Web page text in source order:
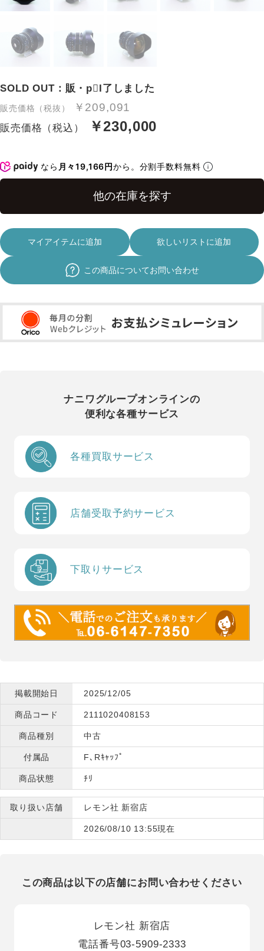
SOLD OUT：販・рI了しました
販売価格（税抜） ￥209,091
販売価格（税込） ￥230,000
なら 月々19,166円から。分割手数料無料
マイアイテムに追加 欲しいリストに追加
この商品についてお問い合わせ
ナニワグループオンラインの
便利な各種サービス
各種買取サービス
店舗受取予約サービス
下取りサービス
掲載開始日 2025/12/05
商品コード 2111020408153
商品種別 中古
付属品 F､Rｷｬｯﾌﾟ
商品状態 ﾁﾘ
取り扱い店舗 レモン社 新宿店
2026/08/10 13:55現在
この商品は以下の店舗にお問い合わせください
レモン社 新宿店
電話番号03-5909-2333